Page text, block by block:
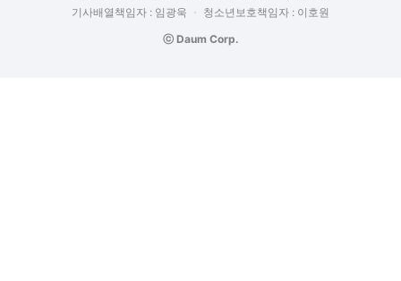
기사배열책임자 : 임광욱
청소년보호책임자 : 이호원
ⓒ Daum Corp.